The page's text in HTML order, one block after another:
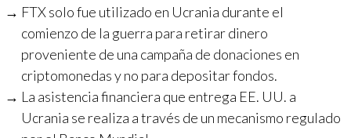
FTX solo fue utilizado en Ucrania durante el
comienzo de la guerra para retirar dinero
proveniente de una campaña de donaciones en
criptomonedas y no para depositar fondos.
La asistencia financiera que entrega EE. UU. a
Ucrania se realiza a través de un mecanismo regulado